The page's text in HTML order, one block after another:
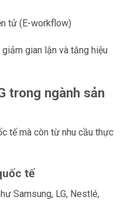
tử (E-workflow)
gian lận và tăng hiệu
trong ngành sản
tế mà còn từ nhu cầu thực
tế
Samsung, LG, Nestlé,